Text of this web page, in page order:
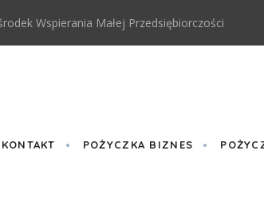
Wspierania Małej Przedsiębiorczości
KONTAKT POŻYCZKA BIZNES